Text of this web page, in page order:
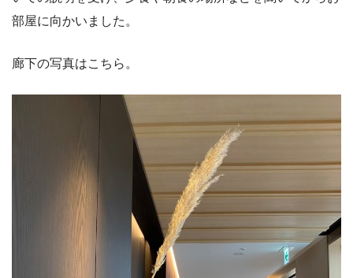
部屋に向かいました。
廊下の写真はこちら。